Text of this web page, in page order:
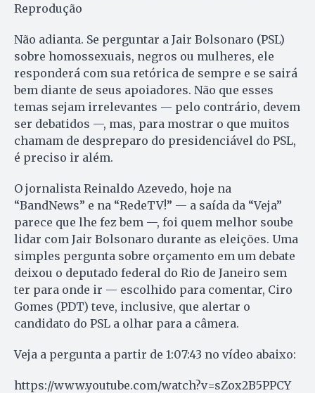
Reprodução
Não adianta. Se perguntar a Jair Bolsonaro (PSL)
sobre homossexuais, negros ou mulheres, ele
responderá com sua retórica de sempre e se sairá
bem diante de seus apoiadores. Não que esses
temas sejam irrelevantes — pelo contrário, devem
ser debatidos —, mas, para mostrar o que muitos
chamam de despreparo do presidenciável do PSL,
é preciso ir além.
O jornalista Reinaldo Azevedo, hoje na
“BandNews” e na “RedeTV!” — a saída da “Veja”
parece que lhe fez bem —, foi quem melhor soube
lidar com Jair Bolsonaro durante as eleições. Uma
simples pergunta sobre orçamento em um debate
deixou o deputado federal do Rio de Janeiro sem
ter para onde ir — escolhido para comentar, Ciro
Gomes (PDT) teve, inclusive, que alertar o
candidato do PSL a olhar para a câmera.
Veja a pergunta a partir de 1:07:43 no vídeo abaixo:
https://www.youtube.com/watch?v=sZox2B5PPCY